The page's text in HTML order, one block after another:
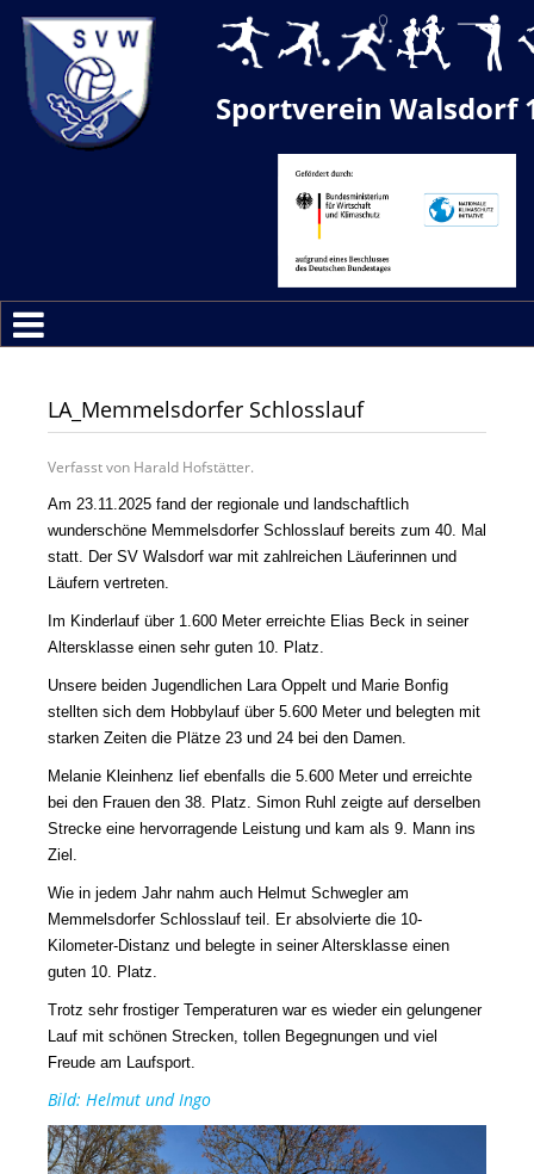
Sportverein Walsdorf
LA_Memmelsdorfer Schlosslauf
Verfasst von Harald Hofstätter.
Am 23.11.2025 fand der regionale und landschaftlich
wunderschöne Memmelsdorfer Schlosslauf bereits zum 40. Mal
statt. Der SV Walsdorf war mit zahlreichen Läuferinnen und
Läufern vertreten.
Im Kinderlauf über 1.600 Meter erreichte Elias Beck in seiner
Altersklasse einen sehr guten 10. Platz.
Unsere beiden Jugendlichen Lara Oppelt und Marie Bonfig
stellten sich dem Hobbylauf über 5.600 Meter und belegten mit
starken Zeiten die Plätze 23 und 24 bei den Damen.
Melanie Kleinhenz lief ebenfalls die 5.600 Meter und erreichte
bei den Frauen den 38. Platz. Simon Ruhl zeigte auf derselben
Strecke eine hervorragende Leistung und kam als 9. Mann ins
Ziel.
Wie in jedem Jahr nahm auch Helmut Schwegler am
Memmelsdorfer Schlosslauf teil. Er absolvierte die 10-
Kilometer-Distanz und belegte in seiner Altersklasse einen
guten 10. Platz.
Trotz sehr frostiger Temperaturen war es wieder ein gelungener
Lauf mit schönen Strecken, tollen Begegnungen und viel
Freude am Laufsport.
Bild: Helmut und Ingo